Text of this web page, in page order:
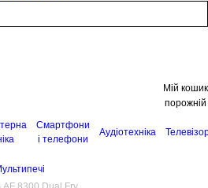
Мій кошик
порожній
Смартфони
і телефони
Аудіотехніка